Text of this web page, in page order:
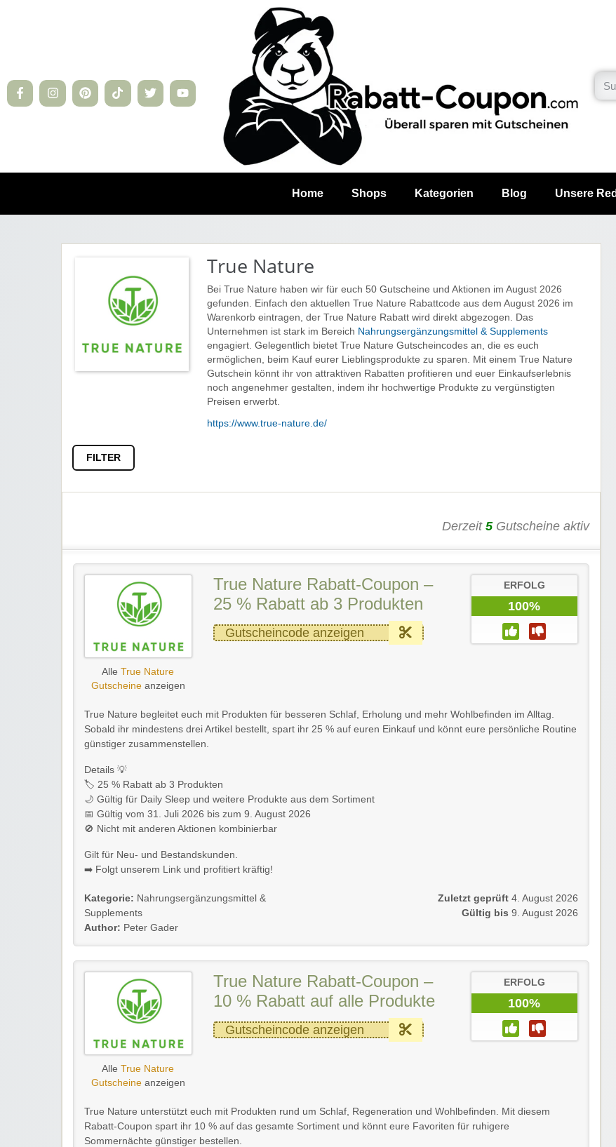
Home Shops Kategorien Blog Unsere
True Nature
Bei True Nature haben wir für euch 50 Gutscheine und Aktionen im August 2026
gefunden. Einfach den aktuellen True Nature Rabattcode aus dem August 2026 im
Warenkorb eintragen, der True Nature Rabatt wird direkt abgezogen. Das
Unternehmen ist stark im Bereich Nahrungsergänzungsmittel & Supplements
engagiert. Gelegentlich bietet True Nature Gutscheincodes an, die es euch
ermöglichen, beim Kauf eurer Lieblingsprodukte zu sparen. Mit einem True Nature
Gutschein könnt ihr von attraktiven Rabatten profitieren und euer Einkaufserlebnis
noch angenehmer gestalten, indem ihr hochwertige Produkte zu vergünstigten
Preisen erwerbt.
https://www.true-nature.de/
FILTER
Derzeit 5Gutscheine aktiv
AlleTrue Nature
Gutscheineanzeigen
True Nature Rabatt-Coupon –
25 % Rabatt ab 3 Produkten
Gutscheincode anzeigen
ERFOLG
100%
True Nature begleitet euch mit Produkten für besseren Schlaf, Erholung und mehr Wohlbefinden im Alltag.
Sobald ihr mindestens drei Artikel bestellt, spart ihr 25 % auf euren Einkauf und könnt eure persönliche Routine
günstiger zusammenstellen.
Details 💡
🏷️ 25 % Rabatt ab 3 Produkten
🌙 Gültig für Daily Sleep und weitere Produkte aus dem Sortiment
📅 Gültig vom 31. Juli 2026 bis zum 9. August 2026
🚫 Nicht mit anderen Aktionen kombinierbar
Gilt für Neu- und Bestandskunden.
➡️ Folgt unserem Link und profitiert kräftig!
Kategorie: Nahrungsergänzungsmittel &
Supplements
Author: Peter Gader
Zuletzt geprüft 4. August 2026
Gültig bis 9. August 2026
AlleTrue Nature
Gutscheineanzeigen
True Nature Rabatt-Coupon –
10 % Rabatt auf alle Produkte
Gutscheincode anzeigen
ERFOLG
100%
True Nature unterstützt euch mit Produkten rund um Schlaf, Regeneration und Wohlbefinden. Mit diesem
Rabatt-Coupon spart ihr 10 % auf das gesamte Sortiment und könnt eure Favoriten für ruhigere
Sommernächte günstiger bestellen.